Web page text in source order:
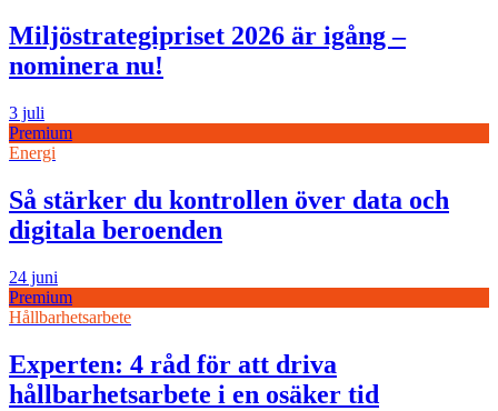
Miljöstrategipriset 2026 är igång –
nominera nu!
3 juli
Premium
Energi
Så stärker du kontrollen över data och
digitala beroenden
24 juni
Premium
Hållbarhetsarbete
Experten: 4 råd för att driva
hållbarhetsarbete i en osäker tid